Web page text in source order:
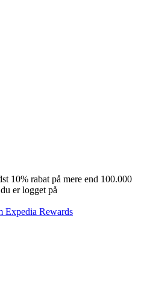
10% rabat på mere end 100.000
er logget på
Expedia Rewards